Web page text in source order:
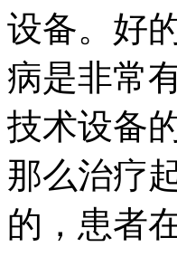
设备。好
病是非常
技术设备
那么治疗
的，患者